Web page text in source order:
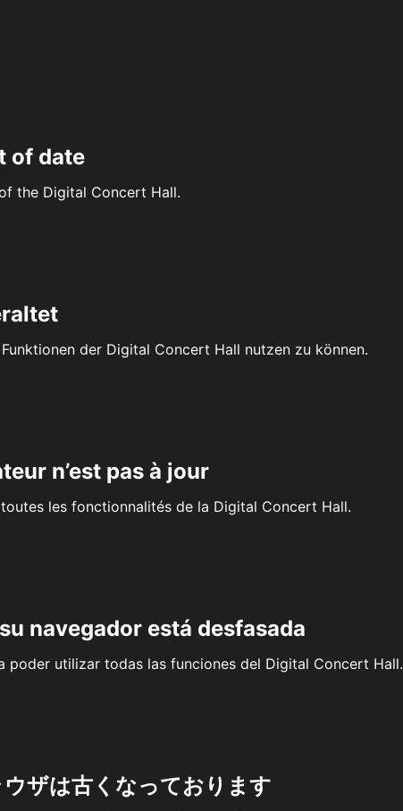
of date
the Digital Concert Hall.
der Digital Concert Hall nutzen zu können.
n’est pas à jour
les fonctionnalités de la Digital Concert Hall.
navegador está desfasada
poder utilizar todas las funciones del Digital Concert Hall.
ザは古くなっております